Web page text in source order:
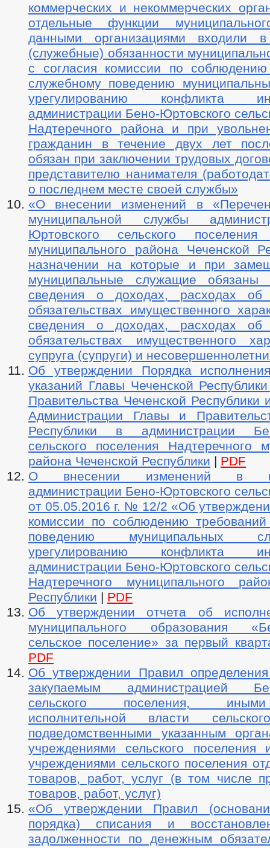
коммерческих и некоммерческих
отдельные функции
данными организациями входили
(служебные) обязанности
с согласия комиссии по
служебному поведению
урегулированию конфликта
администрации Бено-Юртовского
Надтеречного района и при
гражданин в течение двух лет
обязан при заключении трудовых
представителю нанимателя
о последнем месте своей службы»
«О внесении изменений в
муниципальной службы
Юртовского сельского поселения
муниципального района Чеченской
назначении на которые и при
муниципальные служащие обязаны
сведения о доходах, расходах
обязательствах имущественного
сведения о доходах, расходах
обязательствах имущественного
супруга (супруги) и
Об утверждении Порядка
указаний Главы Чеченской
Правительства Чеченской Республики
Администрации Главы и
Республики в администрации
сельского поселения Надтеречного
района Чеченской Республики | PDF
О внесении изменений в
администрации Бено-Юртовского
от 05.05.2016 г. № 12/2 «Об
комиссии по соблюдению
поведению муниципальных
урегулированию конфликта
администрации Бено-Юртовского
Надтеречного муниципального
Республики | PDF
Об утверждении отчета об
муниципального образования
сельское поселение» за первый
PDF
Об утверждении Правил
закупаемым администрацией
сельского поселения,
исполнительной власти
подведомственными указанным
учреждениями сельского
учреждениями сельского поселения
товаров, работ, услуг (в том числе
товаров, работ, услуг)
«Об утверждении Правил
порядка) списания и
задолженности по денежным